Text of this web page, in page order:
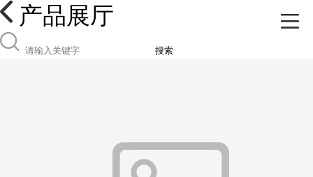
产品展厅
搜索